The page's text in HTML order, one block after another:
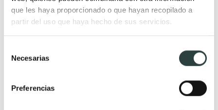
que les haya proporcionado o que hayan recopilado a
partir del uso que haya hecho de sus servicios.
Necesarias
Preferencias
3 cajones con patas con lavabo de cerámica Calpe
270,41€ 409,71€ −34%
(17)